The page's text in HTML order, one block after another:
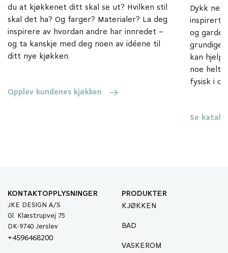
du at kjøkkenet ditt skal se ut? Hvilken stil
skal det ha? Og farger? Materialer? La deg
inspirere av hvordan andre har innredet –
og ta kanskje med deg noen av idéene til
ditt nye kjøkken.
Opplev kundenes kjøkken
Dykk
inspirert
og
grundige
kan
noe helt
fysisk i
Se
KONTAKTOPPLYSNINGER
JKE DESIGN A/S
Gl. Klæstrupvej 75
DK-9740 Jerslev
+4596468200
PRODUKTER
KJØKKEN
BAD
VASKEROM